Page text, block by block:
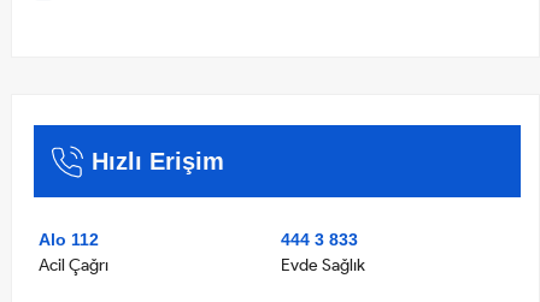
Hızlı Erişim
Alo 112
Acil Çağrı
444 3 833
Evde Sağlık